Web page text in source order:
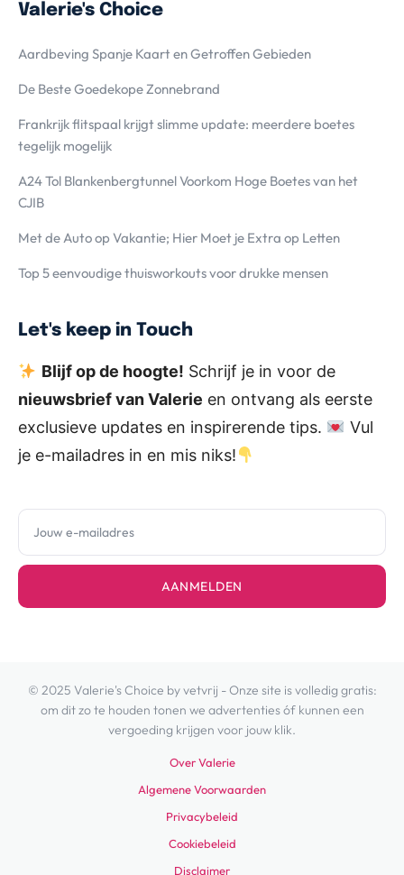
Valerie's Choice
Aardbeving Spanje Kaart en Getroffen Gebieden
De Beste Goedekope Zonnebrand
Frankrijk flitspaal krijgt slimme update: meerdere boetes
tegelijk mogelijk
A24 Tol Blankenbergtunnel Voorkom Hoge Boetes van het
CJIB
Met de Auto op Vakantie; Hier Moet je Extra op Letten
Top 5 eenvoudige thuisworkouts voor drukke mensen
Let's keep in Touch
Blijf op de hoogte! Schrijf je in voor de
nieuwsbrief van Valerie en ontvang als eerste
exclusieve updates en inspirerende tips.
Vul
je e-mailadres in en mis niks!
AANMELDEN
© 2025 Valerie's Choice by vetvrij - Onze site is volledig gratis:
om dit zo te houden tonen we advertenties óf kunnen een
vergoeding krijgen voor jouw klik.
Over Valerie
Algemene Voorwaarden
Privacybeleid
Cookiebeleid
Disclaimer